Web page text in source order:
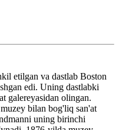
etilgan va dastlab Boston
edi. Uning dastlabki
galereyasidan olingan.
bilan bog'liq san'at
uning birinchi